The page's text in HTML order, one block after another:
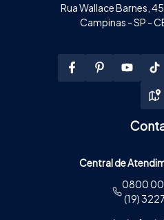
Rua Wallace Barnes,
Campinas - SP -
Central de
0800
(19)